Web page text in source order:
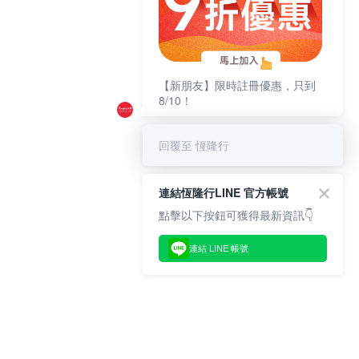
【新朋友】限時註冊優惠，只到
8/10！
回覆至 恆隆行
連結恆隆行LINE 官方帳號
點擊以下按鈕可獲得最新資訊👇
連結 LINE 帳號